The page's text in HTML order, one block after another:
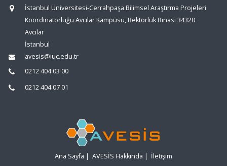
İstanbul Üniversitesi-Cerrahpaşa Bilimsel Araştırma Projeleri
Koordinatörlüğü Avcılar Kampüsü, Rektörlük Binası 34320
Avcılar
İstanbul
avesis@iuc.edu.tr
0212 404 03 00
0212 404 07 01
Ana Sayfa | AVESİS Hakkında | İletişim